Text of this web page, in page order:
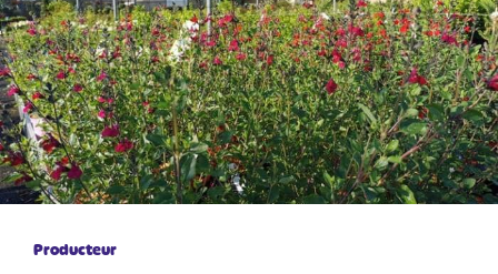
Producteur